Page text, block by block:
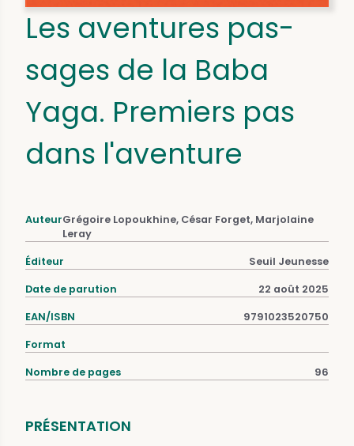
Les aventures pas-
sages de la Baba
Yaga. Premiers pas
dans l'aventure
AuteurGrégoire Lopoukhine, César Forget, Marjolaine
Leray
Éditeur Seuil Jeunesse
Date de parution 22 août 2025
EAN/ISBN 9791023520750
Format
Nombre de pages 96
PRÉSENTATION